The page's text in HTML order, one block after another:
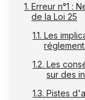
Erreur n°1 :
de la Loi 25
Les
Les
sur des
Pistes